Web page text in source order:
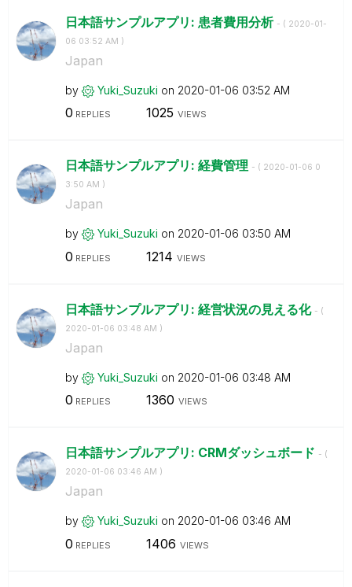
日本語サンプルアプリ: 患者費用分析 - ( ‎2020-01-
06 03:52 AM )
Japan
by Yuki_Suzuki on ‎2020-01-06 03:52 AM
0 REPLIES 1025 VIEWS
日本語サンプルアプリ: 経費管理 - ( ‎2020-01-06 0
3:50 AM )
Japan
by Yuki_Suzuki on ‎2020-01-06 03:50 AM
0 REPLIES 1214 VIEWS
日本語サンプルアプリ: 経営状況の見える化 - (
‎2020-01-06 03:48 AM )
Japan
by Yuki_Suzuki on ‎2020-01-06 03:48 AM
0 REPLIES 1360 VIEWS
日本語サンプルアプリ: CRMダッシュボード - (
‎2020-01-06 03:46 AM )
Japan
by Yuki_Suzuki on ‎2020-01-06 03:46 AM
0 REPLIES 1406 VIEWS